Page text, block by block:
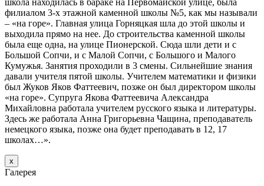
школа находилась в бараке на Первомайской улице, была
филиалом 3-х этажной каменной школы №5, как мы называли
– «на горе». Главная улица Горняцкая шла до этой школы и
выходила прямо на нее. До строительства каменной школы
была еще одна, на улице Пионерской. Сюда шли дети и с
Большой Сопчи, и с Малой Сопчи, с Большого и Малого
Кумужья. Занятия проходили в 3 смены. Сильнейшие знания
давали учителя пятой школы. Учителем математики и физики
был Жуков Яков Фаттеевич, позже он был директором школы
«на горе». Супруга Якова Фаттеевича Александра
Михайловна работала учителем русского языка и литературы.
Здесь же работала Анна Григорьевна Чащина, преподаватель
немецкого языка, позже она будет преподавать в 12, 17
школах…».
х
Галерея